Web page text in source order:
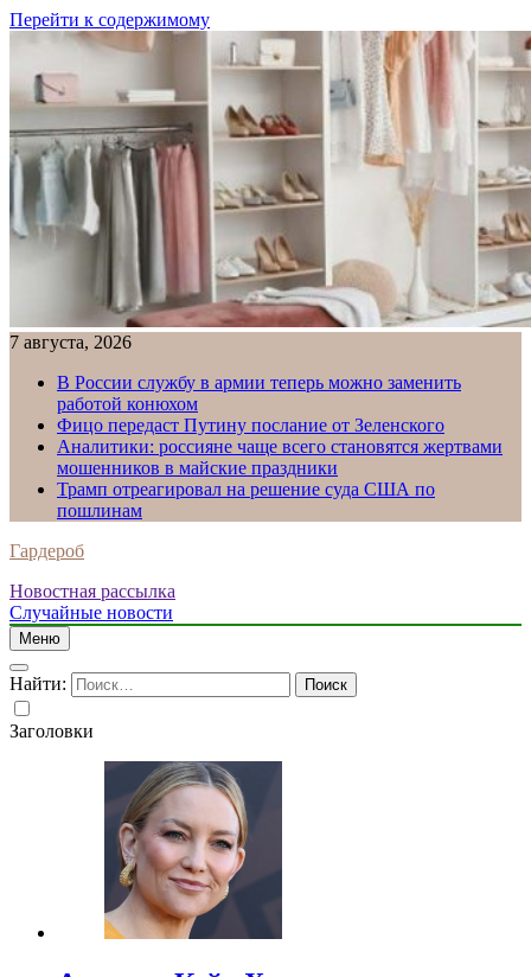
Перейти к содержимому
7 августа, 2026
В России службу в армии теперь можно заменить
работой конюхом
Фицо передаст Путину послание от Зеленского
Аналитики: россияне чаще всего становятся жертвами
мошенников в майские праздники
Трамп отреагировал на решение суда США по
пошлинам
Гардероб
Новостная рассылка
Случайные новости
Меню
Найти:
Заголовки